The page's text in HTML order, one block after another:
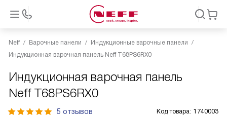
Neff Варочные панели
Индукционные варочные панели
Индукционная варочная панель Neff T68PS6RX0
Индукционная варочная панель
Neff T68PS6RX0
5 отзывов Код товара: 1740003